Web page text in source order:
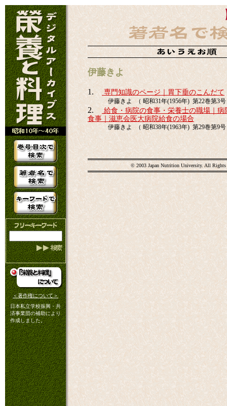
＜著作権について＞
日本私立学校振興・共
済事業団の補助により
作成しました。
伊藤きよ
1. 専門知識のページ｜胃下垂のこんだて
伊藤きよ （ 昭和31年(1956年) 第22巻第3号
2.
給食・病院の食事・栄養士の職場｜
食事｜滋恵会医大病院給食の場合
伊藤きよ （ 昭和38年(1963年) 第29巻第9号
© 2003 Japan Nutrition University. All Rights